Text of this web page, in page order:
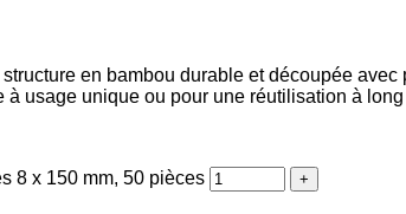
en bambou durable et découpée
usage unique ou pour une réutilisation à long
8 x 150 mm, 50 pièces